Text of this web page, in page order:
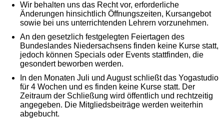
Wir behalten uns das Recht vor, erforderliche
Änderungen hinsichtlich Öffnungszeiten, Kursangebot
sowie bei uns unterrichtenden Lehrern vorzunehmen.
An den gesetzlich festgelegten Feiertagen des
Bundeslandes Niedersachsens finden keine Kurse statt,
jedoch können Specials oder Events stattfinden, die
gesondert beworben werden.
In den Monaten Juli und August schließt das Yogastudio
für 4 Wochen und es finden keine Kurse statt. Der
Zeitraum der Schließung wird öffentlich und rechtzeitig
angegeben. Die Mitgliedsbeiträge werden weiterhin
abgebucht.